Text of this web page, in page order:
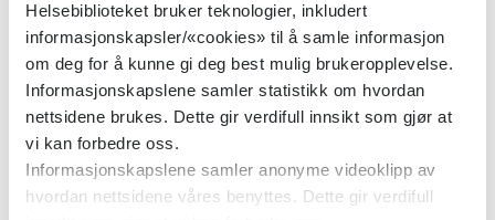
Helsebiblioteket bruker teknologier, inkludert
informasjonskapsler/«cookies» til å samle informasjon
om deg for å kunne gi deg best mulig brukeropplevelse.
Informasjonskapslene samler statistikk om hvordan
nettsidene brukes. Dette gir verdifull innsikt som gjør at
vi kan forbedre oss.
Informasjonskapslene samler anonyme videoklipp av
hvordan nettsidene våres benyttes. Dette gir verdifull
18F PET med florbetapir for tidlig
diagnose av Alzheimers sykdom og
andre demensformer hos
pasienter med kognitiv svekkelse
Cochrane Library 2017